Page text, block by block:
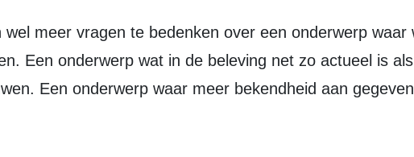
Een onderwerp wat in de beleving net zo actueel is als
Een onderwerp waar meer bekendheid aan gegeven